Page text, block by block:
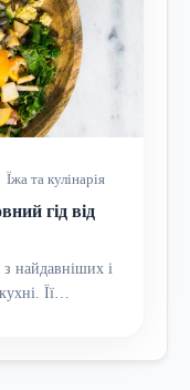
Їжа та кулінарія
гід від
найдавніших і
Її…